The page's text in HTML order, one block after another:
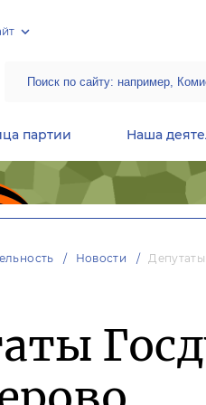
партии Наша
Новости